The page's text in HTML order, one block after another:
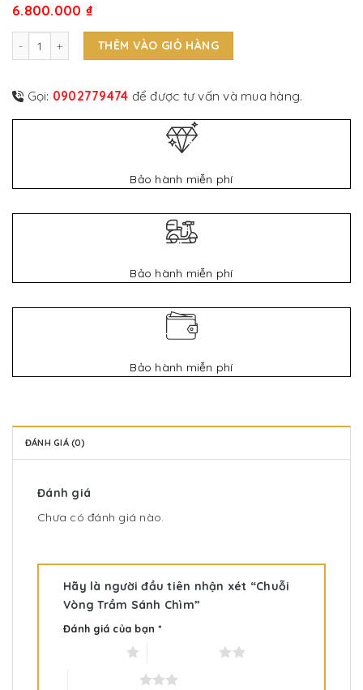
6.800.000 ₫
Chuỗi Vòng Trầm Sánh Chìm số lượng
THÊM VÀO GIỎ HÀNG
Gọi: 0902779474 để được tư vấn và mua hàng.
Bảo hành miễn phí
Bảo hành miễn phí
Bảo hành miễn phí
ĐÁNH GIÁ (0)
Đánh giá
Chưa có đánh giá nào.
Hãy là người đầu tiên nhận xét “Chuỗi
Vòng Trầm Sánh Chìm”
Đánh giá của bạn*